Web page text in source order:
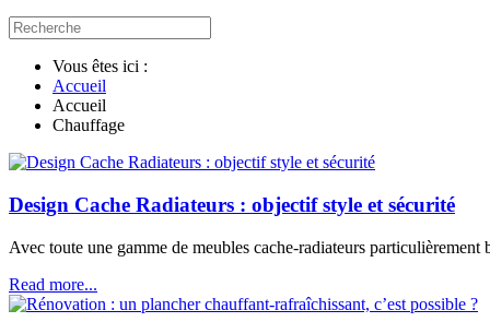
Vous êtes ici :
Accueil
Accueil
Chauffage
Design Cache Radiateurs : objectif style et sécurité
Avec toute une gamme de meubles cache-radiateurs
Read more...